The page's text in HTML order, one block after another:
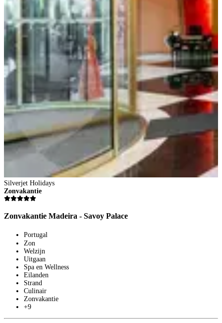
Silverjet Holidays
Zonvakantie
Zonvakantie Madeira - Savoy Palace
Portugal
Zon
Welzijn
Uitgaan
Spa en Wellness
Eilanden
Strand
Culinair
Zonvakantie
+9